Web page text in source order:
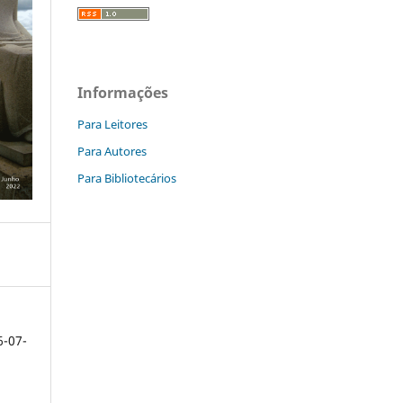
07-
Informações
Para Leitores
Para Autores
Para Bibliotecários